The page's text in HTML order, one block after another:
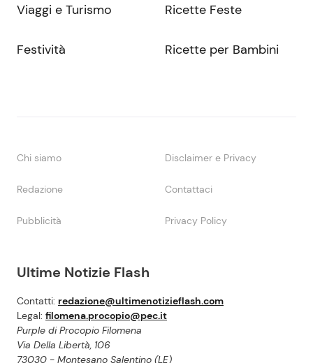
Ultime Notizie Flash
Contatti: redazione@ultimenotizieflash.com
Legal: filomena.procopio@pec.it
Purple di Procopio Filomena
Via Della Libertà, 106
73030 - Montesano Salentino (LE)
Viaggi e Turismo
Festività
Ricette Feste
Ricette per Bambini
Chi siamo Disclaimer e Privacy
Redazione Contattaci
Pubblicità Privacy Policy